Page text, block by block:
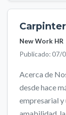
New Work HR
Publicado: 07/
Acerca de
desde hace
empresarial y